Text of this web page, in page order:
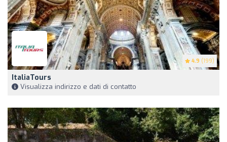
4.9 (199)
ItaliaTours
Visualizza indirizzo e dati di contatto